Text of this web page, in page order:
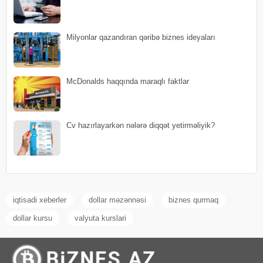
Milyonlar qazandıran qəribə biznes ideyaları
McDonalds haqqında maraqlı faktlar
Cv hazırlayarkən nələrə diqqət yetirməliyik?
iqtisadi xeberler dollar məzənnəsi biznes qurmaq
dollar kursu valyuta kurslari